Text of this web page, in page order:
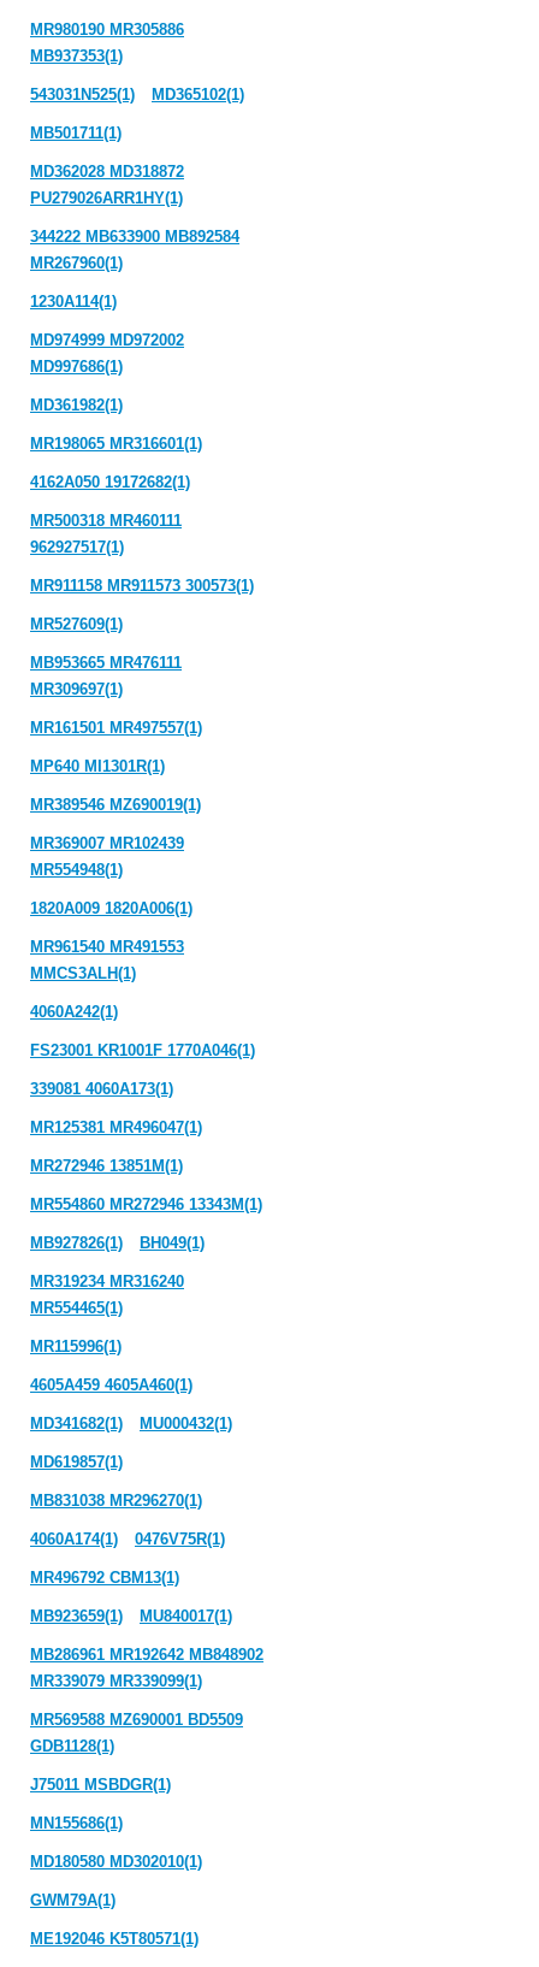
MR980190 MR305886
MB937353(1)
543031N525(1) MD365102(1)
MB501711(1)
MD362028 MD318872
PU279026ARR1HY(1)
344222 MB633900 MB892584
MR267960(1)
1230A114(1)
MD974999 MD972002
MD997686(1)
MD361982(1)
MR198065 MR316601(1)
4162A050 19172682(1)
MR500318 MR460111
962927517(1)
MR911158 MR911573 300573(1)
MR527609(1)
MB953665 MR476111
MR309697(1)
MR161501 MR497557(1)
MP640 MI1301R(1)
MR389546 MZ690019(1)
MR369007 MR102439
MR554948(1)
1820A009 1820A006(1)
MR961540 MR491553
MMCS3ALH(1)
4060A242(1)
FS23001 KR1001F 1770A046(1)
339081 4060A173(1)
MR125381 MR496047(1)
MR272946 13851M(1)
MR554860 MR272946 13343M(1)
MB927826(1) BH049(1)
MR319234 MR316240
MR554465(1)
MR115996(1)
4605A459 4605A460(1)
MD341682(1) MU000432(1)
MD619857(1)
MB831038 MR296270(1)
4060A174(1) 0476V75R(1)
MR496792 CBM13(1)
MB923659(1) MU840017(1)
MB286961 MR192642 MB848902
MR339079 MR339099(1)
MR569588 MZ690001 BD5509
GDB1128(1)
J75011 MSBDGR(1)
MN155686(1)
MD180580 MD302010(1)
GWM79A(1)
ME192046 K5T80571(1)